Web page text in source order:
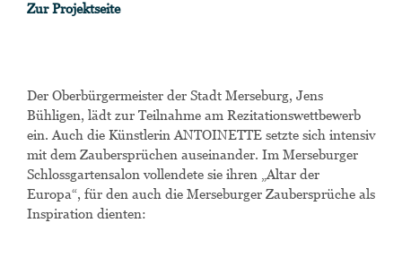
Zur Projektseite
Der Oberbürgermeister der Stadt Merseburg, Jens
Bühligen, lädt zur Teilnahme am Rezitationswettbewerb
ein. Auch die Künstlerin ANTOINETTE setzte sich intensiv
mit dem Zaubersprüchen auseinander. Im Merseburger
Schlossgartensalon vollendete sie ihren „Altar der
Europa“, für den auch die Merseburger Zaubersprüche als
Inspiration dienten: